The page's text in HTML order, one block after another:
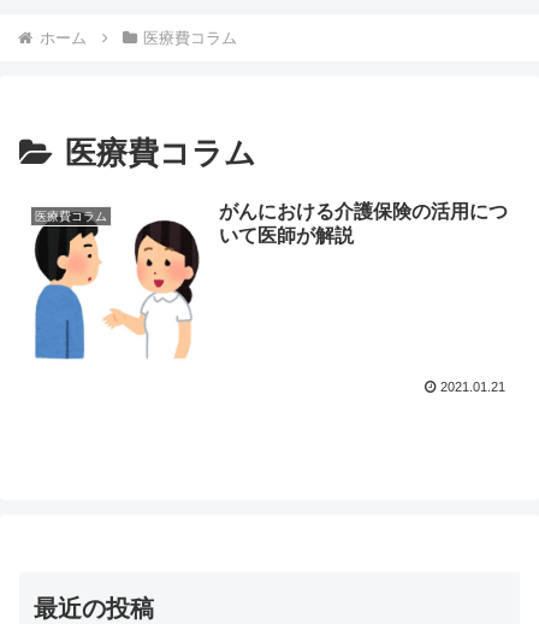
ホーム 医療費コラム
医療費コラム
医療費コラム
がんにおける介護保険の活用につ
いて医師が解説
2021.01.21
最近の投稿